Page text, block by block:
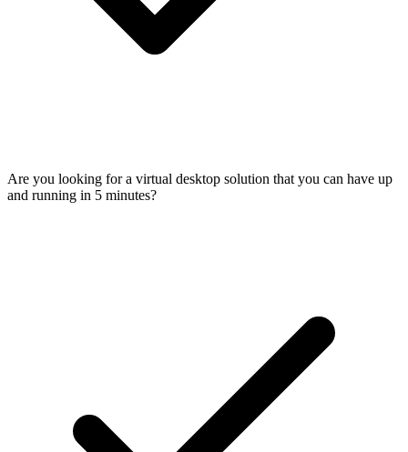
Are you looking for a virtual desktop solution that you can have up
and running in 5 minutes?